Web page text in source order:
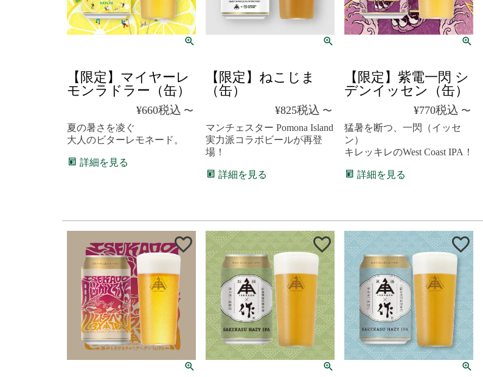
【限定】マイヤーレ
モンラドラー（缶）
¥660税込 〜
夏の暑さを凌ぐ
大人のビターレモネード。
詳細を見る
【限定】ねこじま
（缶）
¥825税込 〜
マンチェスター Pomona Island
実力派コラボビールが再登
場！
詳細を見る
【限定】紫電一閃 シ
デンイッセン（缶）
¥770税込 〜
猛暑を断つ、一閃（イッセ
ン）
キレッキレのWest Coast IPA！
詳細を見る